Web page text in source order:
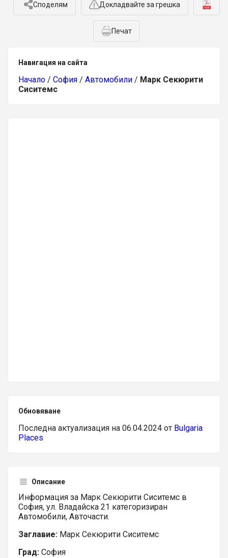
Споделям Докладвайте за грешка
Печат
Навигация на сайта
Начало / София / Автомобили / Марк Секюрити
Сиситемс
Обновяване
Последна актуализация на 06.04.2024 от Bulgaria
Places
Описание
Информация за Марк Секюрити Сиситемс в
София, ул. Владайска 21 категоризиран
Автомобили, Авточасти.
Заглавие: Марк Секюрити Сиситемс
Град: София